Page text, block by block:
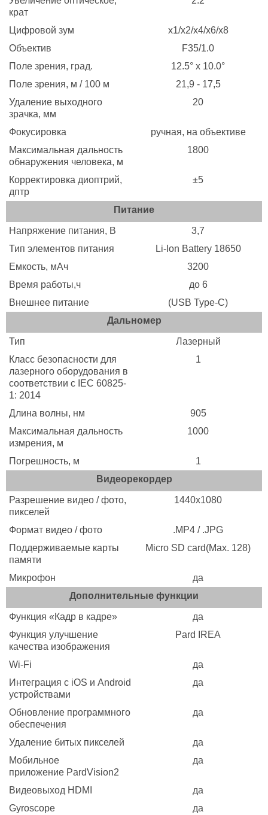
крат
Цифровой зум
х1/x2/x4/х6/х8
Объектив
F35/1.0
Поле зрения, град.
12.5° х 10.0°
Поле зрения, м / 100 м
21,9 - 17,5
Удаление выходного
зрачка, мм
20
Фокусировка
ручная, на объективе
Максимальная дальность
обнаружения человека, м
1800
Корректировка диоптрий,
дптр
±5
Питание
Напряжение питания, B
3,7
Тип элементов питания
Li-Ion Battery 18650
Емкость, мАч
3200
Время работы,ч
до 6
Внешнее питание
(USB Type-C)
Дальномер
Тип
Лазерный
Класс безопасности для
лазерного оборудования в
соответствии с IEC 60825-
1: 2014
1
Длина волны, нм
905
Максимальная дальность
измрения, м
1000
Погрешность, м
1
Видеорекордер
Разрешение видео / фото,
пикселей
1440х1080
Формат видео / фото
.MP4 / .JPG
Поддерживаемые карты
памяти
Micro SD card(Max. 128)
Микрофон
да
Дополнительные функции
Функция «Кадр в кадре»
да
Функция улучшение
качества изображения
Pard IREA
Wi-Fi
да
Интеграция с iOS и Android
устройствами
да
Обновление программного
обеспечения
да
Удаление битых пикселей
да
Мобильное
приложение PardVision2
да
Видеовыход HDMI
да
Gyroscope
да